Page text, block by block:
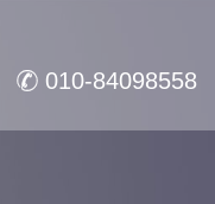
 010-84098558